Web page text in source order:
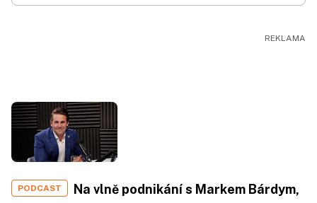
PODCAST
Na vlně podnikání s Markem Bárdym,